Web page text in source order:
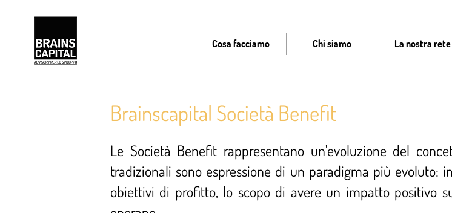
Cosa facciamo Chi siamo La nostra rete
Brainscapital Società Benefit
Le Società Benefit rappresentano un'evoluzione del
tradizionali sono espressione di un paradigma più evoluto:
obiettivi di profitto, lo scopo di avere un impatto positivo